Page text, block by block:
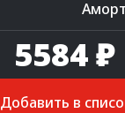
5584 ₽
Добавить в